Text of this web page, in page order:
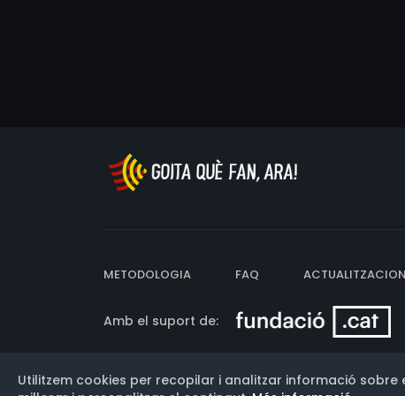
METODOLOGIA FAQ
Amb el suport de:
Versió: 3.13.0.202607011342
Utilitzem cookies per recopilar i analitzar informació